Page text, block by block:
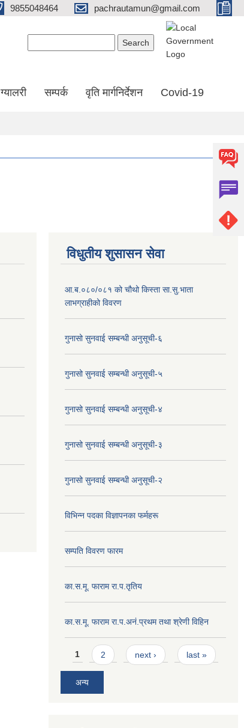
9855048464 pachrautamun@gmail.com
ग्यालरी सम्पर्क वृति मार्गनिर्देशन Covid-19
विधुतीय शुसासन सेवा
आ.ब.०८०/०८१ को चौथो किस्ता सा.सु.भाता
लाभग्राहीको विवरण
गुनासो सुनवाई सम्बन्धी अनुसूची-६
गुनासो सुनवाई सम्बन्धी अनुसूची-५
गुनासो सुनवाई सम्बन्धी अनुसूची-४
गुनासो सुनवाई सम्बन्धी अनुसूची-३
गुनासो सुनवाई सम्बन्धी अनुसूची-२
विभिन्न पदका विज्ञापनका फर्महरू
सम्पति विवरण फारम
का.स.मू. फाराम रा.प.तृतिय
का.स.मू. फाराम रा.प.अनं.प्रथम तथा श्रेणी विहिन
Pages
1 2 next › last »
अन्य